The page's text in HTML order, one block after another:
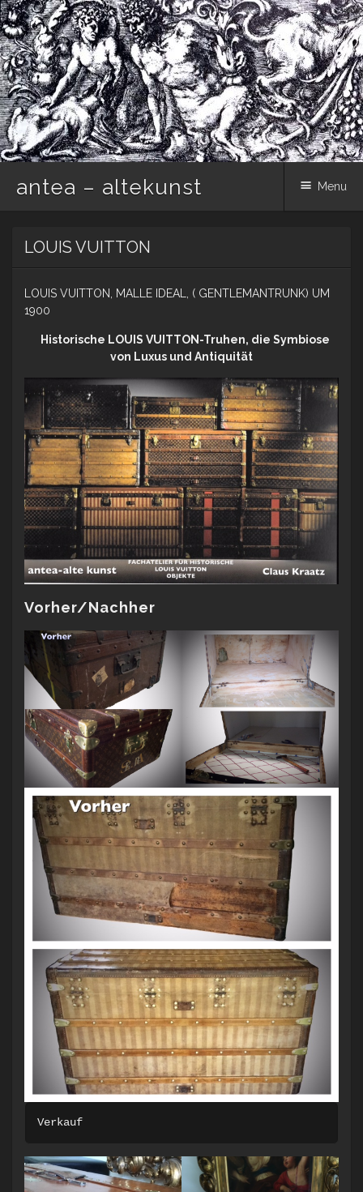
antea – altekunst Menu
content
LOUIS VUITTON
LOUIS VUITTON, MALLE IDEAL, ( GENTLEMANTRUNK) UM
1900
Historische LOUIS VUITTON-Truhen, die Symbiose
von Luxus und Antiquität
Vorher/Nachher
Verkauf